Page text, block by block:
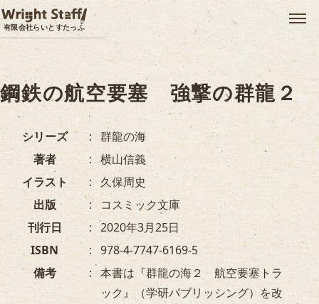
有限会社らいとすたっふ メ
鋼鉄の航空要塞 強撃の群龍２
シリーズ
群龍の海
著者
横山信義
イラスト
久保周史
出版
コスミック文庫
刊行日
2020年3月25日
ISBN
978-4-7747-6169-5
備考
本書は『群龍の海２ 航空要塞トラ
ック』（学研パブリッシング）を改